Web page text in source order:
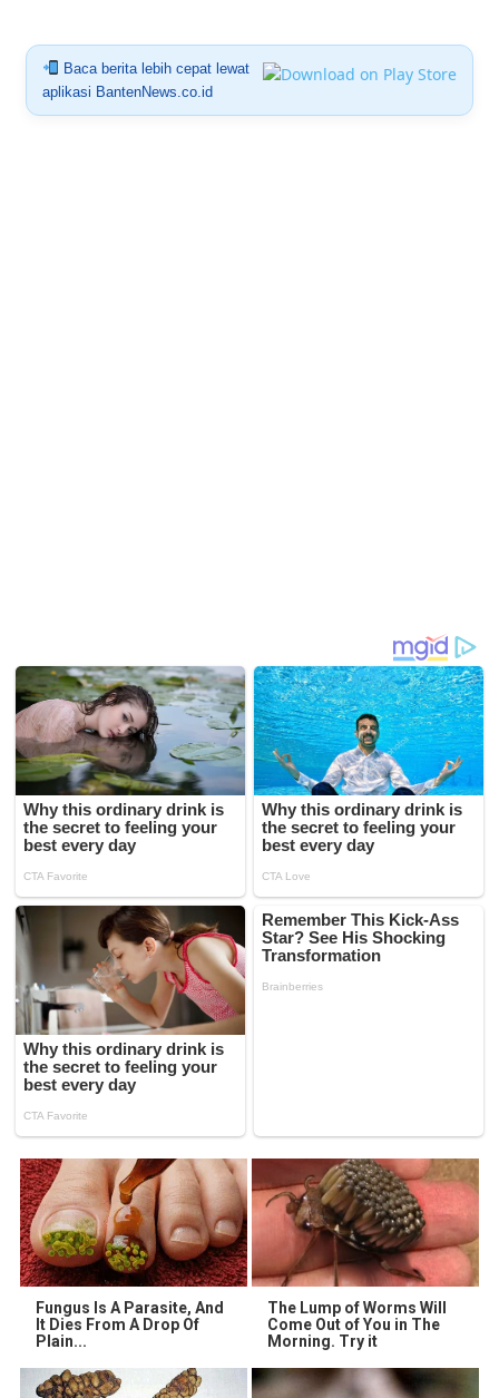
Baca berita lebih cepat lewat
aplikasi BantenNews.co.id
Fungus Is A Parasite, And
It Dies From A Drop Of
Plain...
The Lump of Worms Will
Come Out of You in The
Morning. Try it